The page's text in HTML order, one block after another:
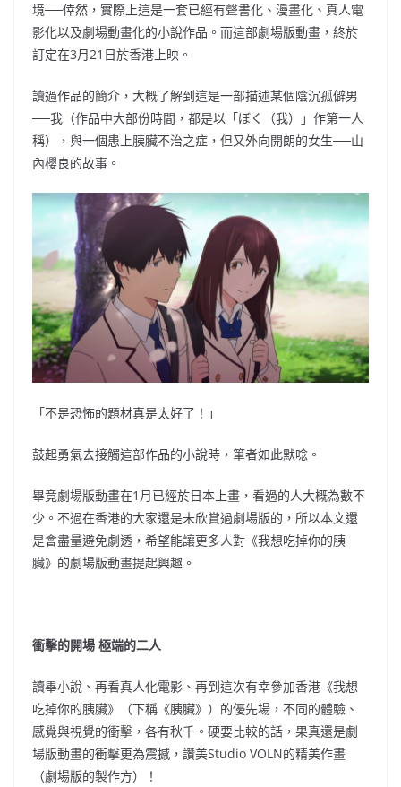
境──倖然，實際上這是一套已經有聲書化、漫畫化、真人電
影化以及劇場動畫化的小說作品。而這部劇場版動畫，終於
訂定在3月21日於香港上映。
讀過作品的簡介，大概了解到這是一部描述某個陰沉孤僻男
──我（作品中大部份時間，都是以「ぼく（我）」作第一人
稱），與一個患上胰臟不治之症，但又外向開朗的女生──山
內櫻良的故事。
「不是恐怖的題材真是太好了！」
鼓起勇氣去接觸這部作品的小說時，筆者如此默唸。
畢竟劇場版動畫在1月已經於日本上畫，看過的人大概為數不
少。不過在香港的大家還是未欣賞過劇場版的，所以本文還
是會盡量避免劇透，希望能讓更多人對《我想吃掉你的胰
臟》的劇場版動畫提起興趣。
衝擊的開場 極端的二人
讀畢小說、再看真人化電影、再到這次有幸參加香港《我想
吃掉你的胰臟》（下稱《胰臟》）的優先場，不同的體驗、
感覺與視覺的衝擊，各有秋千。硬要比較的話，果真還是劇
場版動畫的衝擊更為震撼，讚美Studio VOLN的精美作畫
（劇場版的製作方）！